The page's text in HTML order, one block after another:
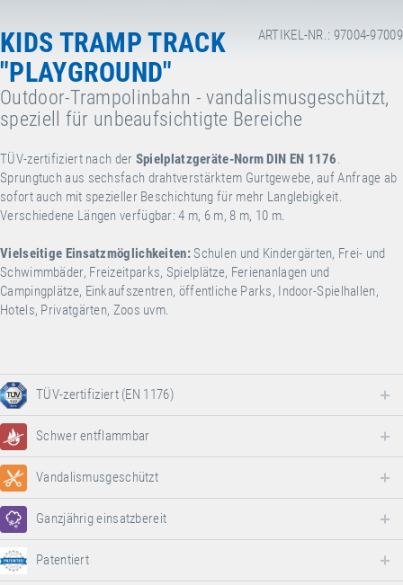
ARTIKEL-NR.: 97004-97009
KIDS TRAMP TRACK
"PLAYGROUND"
Outdoor-Trampolinbahn - vandalismusgeschützt,
speziell für unbeaufsichtigte Bereiche
TÜV-zertifiziert nach der Spielplatzgeräte-Norm DIN EN 1176.
Sprungtuch aus sechsfach drahtverstärktem Gurtgewebe, auf Anfrage ab
sofort auch mit spezieller Beschichtung für mehr Langlebigkeit.
Verschiedene Längen verfügbar: 4 m, 6 m, 8 m, 10 m.
Vielseitige Einsatzmöglichkeiten:Schulen und Kindergärten, Frei- und
Schwimmbäder, Freizeitparks, Spielplätze, Ferienanlagen und
Campingplätze, Einkaufszentren, öffentliche Parks, Indoor-Spielhallen,
Hotels, Privatgärten, Zoos uvm.
TÜV-zertifiziert (EN 1176)
Schwer entflammbar
Vandalismusgeschützt
Ganzjährig einsatzbereit
Patentiert